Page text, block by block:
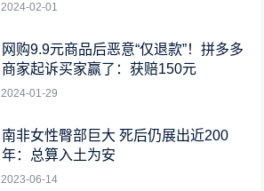
2024-02-01
网购9.9元商品后恶意“仅退款”！拼多多
商家起诉买家赢了：获赔150元
2024-01-29
南非女性臀部巨大 死后仍展出近200
年：总算入土为安
2023-06-14